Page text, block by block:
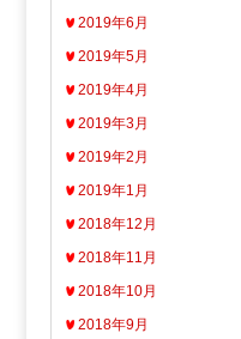
2019年6月
2019年5月
2019年4月
2019年3月
2019年2月
2019年1月
2018年12月
2018年11月
2018年10月
2018年9月